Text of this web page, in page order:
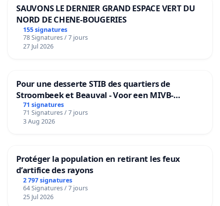
SAUVONS LE DERNIER GRAND ESPACE VERT DU
NORD DE CHENE-BOUGERIES
155 signatures
78 Signatures / 7 jours
27 Jul 2026
Pour une desserte STIB des quartiers de
Stroombeek et Beauval - Voor een MIVB-
bediening van de wijken Strombeek en Het
Voor
71 signatures
71 Signatures / 7 jours
3 Aug 2026
Protéger la population en retirant les feux
d’artifice des rayons
2 797 signatures
64 Signatures / 7 jours
25 Jul 2026